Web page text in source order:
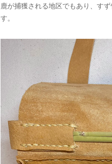
鹿が捕獲される地区でもあり、す
す。